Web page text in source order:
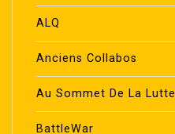
ALQ
Anciens Collabos
Au Sommet De La Lutte
BattleWar